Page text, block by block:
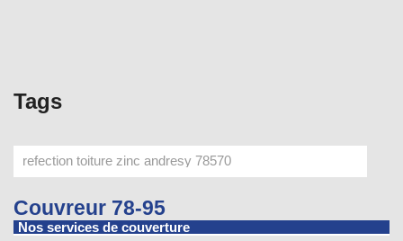
Tags
Couvreur 78-95
Nos services de couverture